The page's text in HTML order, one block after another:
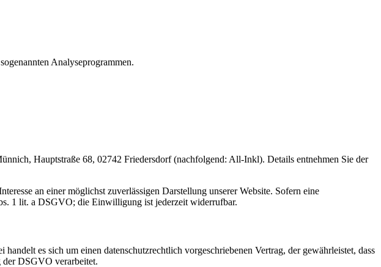
Analyseprogrammen.
Hauptstraße 68, 02742 Friedersdorf (nachfolgend: All-Inkl). Details entnehmen Sie der
an einer möglichst zuverlässigen Darstellung unserer Website. Sofern eine
1 lit. a DSGVO; die Einwilligung ist jederzeit widerrufbar.
es sich um einen datenschutzrechtlich vorgeschriebenen Vertrag, der gewährleistet, dass
der DSGVO verarbeitet.